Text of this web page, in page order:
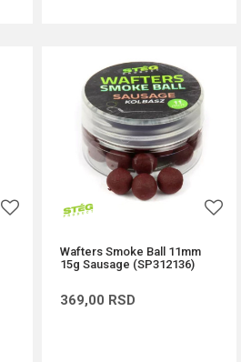
Wafters Smoke Ball 11mm
15g Sausage (SP312136)
369,00 RSD